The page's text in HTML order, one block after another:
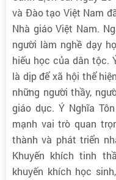
và Đào tạo Việt Nam
Nhà giáo Việt Nam.
người làm nghề dạy
hiếu học của dân tộc.
là dịp để xã hội thể
những người thầy,
giáo dục. Ý Nghĩa
mạnh vai trò quan
thành và phát triển
Khuyến khích tinh
khuyến khích học